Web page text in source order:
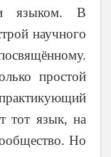
и языком. В
научного
простой
тот язык, на
Но